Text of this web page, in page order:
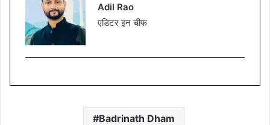
Adil Rao
एडिटर इन चीफ
Badrinath Dham